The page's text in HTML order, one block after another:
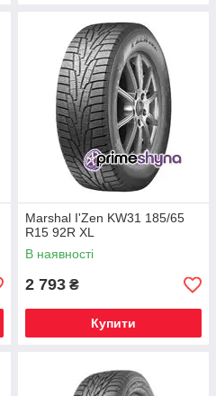
Marshal I'Zen KW31 185/65
R15 92R XL
В наявності
2 793 ₴
Купити